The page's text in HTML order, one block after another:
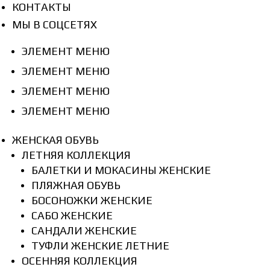
КОНТАКТЫ
МЫ В СОЦСЕТЯХ
ЭЛЕМЕНТ МЕНЮ
ЭЛЕМЕНТ МЕНЮ
ЭЛЕМЕНТ МЕНЮ
ЭЛЕМЕНТ МЕНЮ
ЖЕНСКАЯ ОБУВЬ
ЛЕТНЯЯ КОЛЛЕКЦИЯ
БАЛЕТКИ И МОКАСИНЫ ЖЕНСКИЕ
ПЛЯЖНАЯ ОБУВЬ
БОСОНОЖКИ ЖЕНСКИЕ
САБО ЖЕНСКИЕ
САНДАЛИ ЖЕНСКИЕ
ТУФЛИ ЖЕНСКИЕ ЛЕТНИЕ
ОСЕННЯЯ КОЛЛЕКЦИЯ